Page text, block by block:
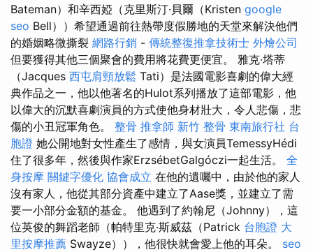
Bateman）和辛西婭（克里斯汀·貝爾（Kristen google
seo Bell））希望通過前往熱帶度假勝地的天堂來解決他們
的婚姻略微撕裂 網路行銷 - 傳統整復推拿技術士 外燴公司
但要獲得其他三個聚會的費用將花費更便宜。 雅克·塔蒂
（Jacques 西屯肩頸放鬆 Tati）是法國電影喜劇的偉大經
典作品之一，他以他著名的Hulot系列播放了這部電影，他
以偉大的沉默喜劇演員的方式使他身材壯大，令人悲傷，悲
傷的小丑冠軍角色。 整骨 推拿師 新竹 整骨 東南旅行社 台
胞證 她公開地對女性產生了感情，與女演員TemessyHédi
住了很多年，然後與作家ErzsébetGalgóczi一起生活。 全
身按摩 關鍵字優化 協會成立 在他的遺囑中，由於他的家人
沒有家人，他從其部分資產中建立了Aase獎，並建立了需
要一小部分金額的基金。 他遇到了約翰尼（Johnny），這
位英俊的舞蹈老師（帕特里克·斯威茲（Patrick 台胞證 大
里按摩推薦 Swayze）），他很快就會愛上他的耳朵。 seo